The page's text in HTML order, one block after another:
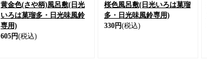
黄金色(さや柄)風呂敷(日光
いろは菓瑠多・日光味風鈴
専用)
605円(税込)
桜色風呂敷(日光いろは菓瑠
多・日光味風鈴専用)
330円(税込)